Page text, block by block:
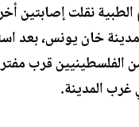
نقلت إصابتين
خان يونس، بعد
المدينة.